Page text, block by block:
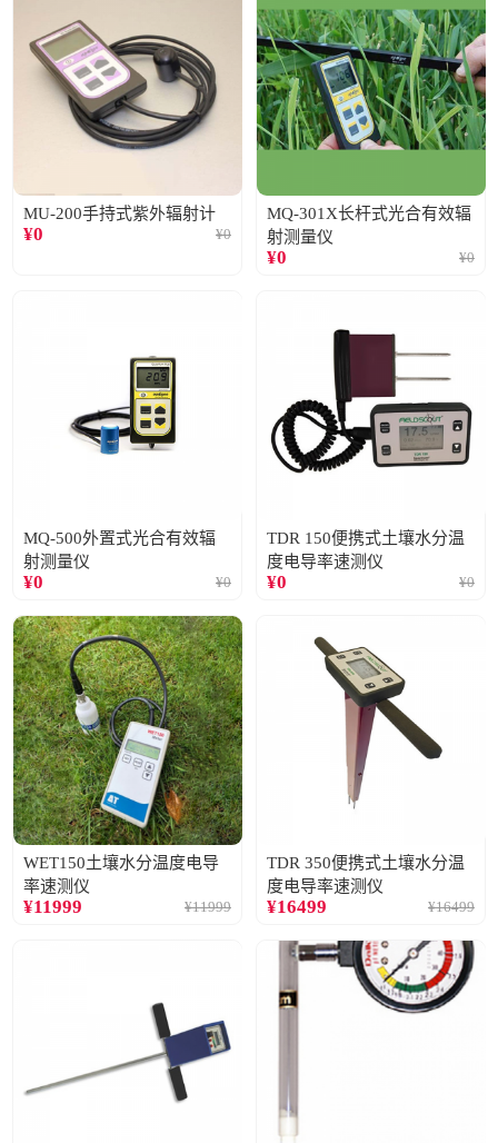
MU-200手持式紫外辐射计
¥0 ¥0
MQ-301X长杆式光合有效辐
射测量仪
¥0 ¥0
MQ-500外置式光合有效辐
射测量仪
¥0 ¥0
TDR 150便携式土壤水分温
度电导率速测仪
¥0 ¥0
WET150土壤水分温度电导
率速测仪
¥11999 ¥11999
TDR 350便携式土壤水分温
度电导率速测仪
¥16499 ¥16499